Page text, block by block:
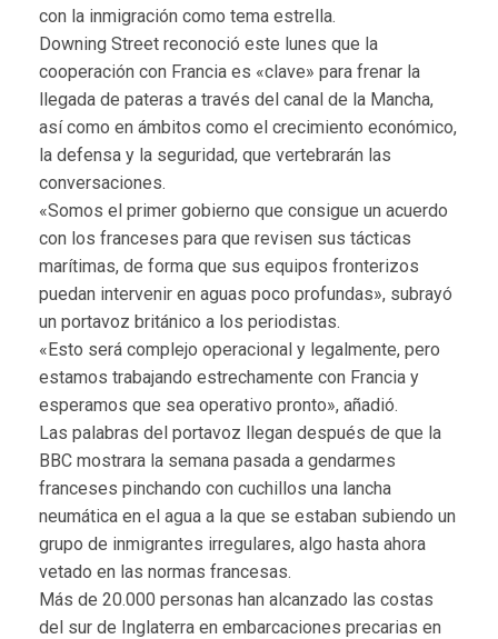
con la inmigración como tema estrella.
Downing Street reconoció este lunes que la
cooperación con Francia es «clave» para frenar la
llegada de pateras a través del canal de la Mancha,
así como en ámbitos como el crecimiento económico,
la defensa y la seguridad, que vertebrarán las
conversaciones.
«Somos el primer gobierno que consigue un acuerdo
con los franceses para que revisen sus tácticas
marítimas, de forma que sus equipos fronterizos
puedan intervenir en aguas poco profundas», subrayó
un portavoz británico a los periodistas.
«Esto será complejo operacional y legalmente, pero
estamos trabajando estrechamente con Francia y
esperamos que sea operativo pronto», añadió.
Las palabras del portavoz llegan después de que la
BBC mostrara la semana pasada a gendarmes
franceses pinchando con cuchillos una lancha
neumática en el agua a la que se estaban subiendo un
grupo de inmigrantes irregulares, algo hasta ahora
vetado en las normas francesas.
Más de 20.000 personas han alcanzado las costas
del sur de Inglaterra en embarcaciones precarias en